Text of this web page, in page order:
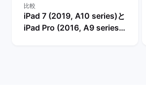
比較
iPad 7 (2019, A10 series)と
iPad Pro (2016, A9 series)